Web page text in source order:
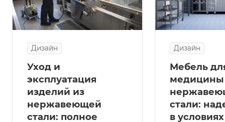
Дизайн
Уход и
эксплуатация
изделий из
нержавеющей
стали: полное
Дизайн
Мебель
медицины
стали:
в условиях